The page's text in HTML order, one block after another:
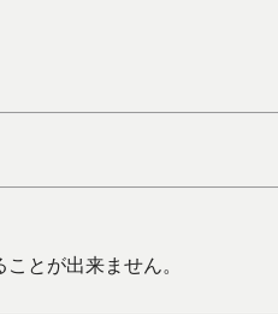
とが出来ません。